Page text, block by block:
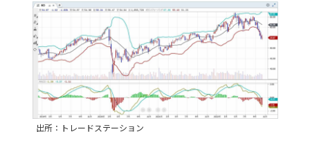
出所：トレードステーション